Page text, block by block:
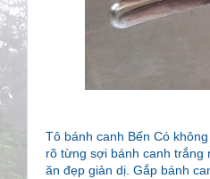
Tô bánh canh Bến Có
rõ từng sợi bánh canh trắng
ăn đẹp giản dị. Gắp bánh